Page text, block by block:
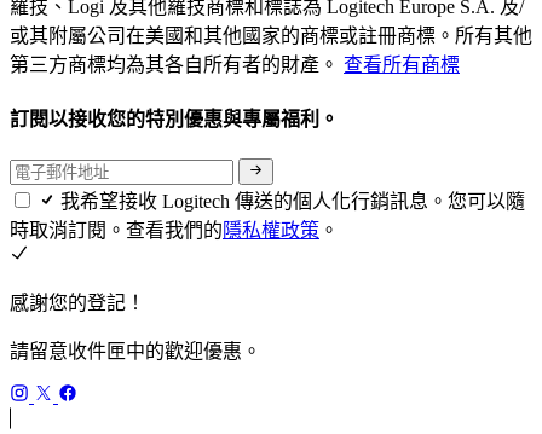
羅技、Logi 及其他羅技商標和標誌為 Logitech Europe S.A. 及/
或其附屬公司在美國和其他國家的商標或註冊商標。所有其他
第三方商標均為其各自所有者的財產。 查看所有商標
訂閱以接收您的特別優惠與專屬福利。
我希望接收 Logitech 傳送的個人化行銷訊息。您可以隨
時取消訂閱。查看我們的隱私權政策 。
感謝您的登記！
請留意收件匣中的歡迎優惠。